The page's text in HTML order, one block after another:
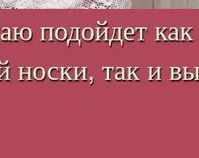
подойдет как
носки, так и